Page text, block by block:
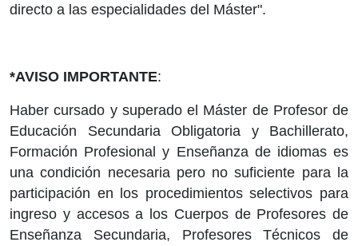
directo a las especialidades del Máster".
*AVISO IMPORTANTE:
Haber cursado y superado el Máster de Profesor de
Educación Secundaria Obligatoria y Bachillerato,
Formación Profesional y Enseñanza de idiomas es
una condición necesaria pero no suficiente para la
participación en los procedimientos selectivos para
ingreso y accesos a los Cuerpos de Profesores de
Enseñanza Secundaria, Profesores Técnicos de